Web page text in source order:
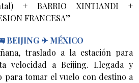
+ BARRIO XINTIANDI +
FRANCESA”
BEIJING ✈ MÉXICO
traslado a la estación para
velocidad a Beijing. Llegada y
para tomar el vuelo con destino a